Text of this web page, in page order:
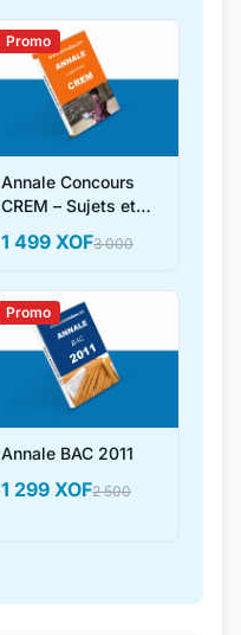
Promo
Annale Concours
CREM – Sujets et
1 499 XOF3 000
Promo
Annale BAC 2011
1 299 XOF2 500